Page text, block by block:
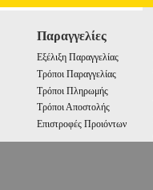
Παραγγελίες
Εξέλιξη Παραγγελίας
Τρόποι Παραγγελίας
Τρόποι Πληρωμής
Τρόποι Αποστολής
Επιστροφές Προιόντων